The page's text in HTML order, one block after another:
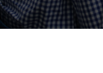
プ